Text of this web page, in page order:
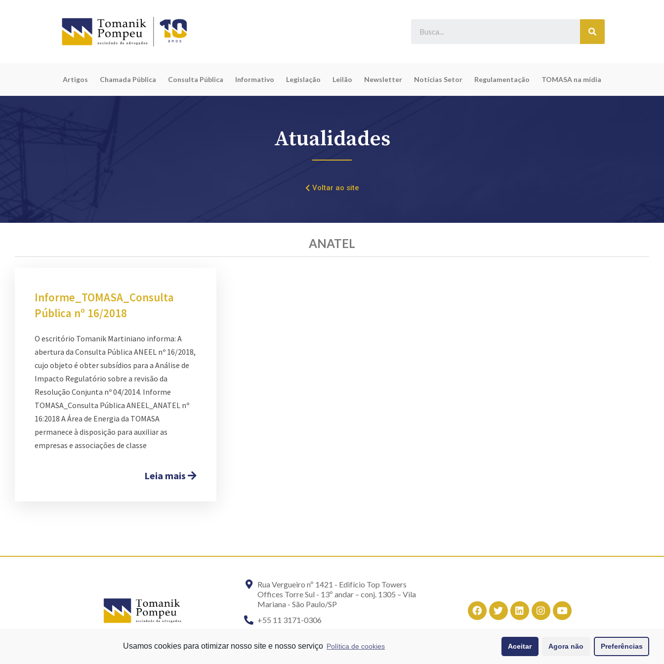
Artigos Chamada Pública Consulta Pública Informativo Legislação Leilão Newsletter Notícias Setor Regulamentação TOMASA na mídia
Atualidades
Voltar ao site
ANATEL
Informe_TOMASA_Consulta
Pública nº 16/2018
O escritório Tomanik Martiniano informa: A
abertura da Consulta Pública ANEEL nº 16/2018,
cujo objeto é obter subsídios para a Análise de
Impacto Regulatório sobre a revisão da
Resolução Conjunta nº 04/2014. Informe
TOMASA_Consulta Pública ANEEL_ANATEL nº
16:2018 A Área de Energia da TOMASA
permanece à disposição para auxiliar as
empresas e associações de classe
Leia mais
Rua Vergueiro nº 1421 - Edifício Top Towers
Offices Torre Sul - 13º andar – conj. 1305 – Vila
Mariana - São Paulo/SP
+55 11 3171-0306
Usamos cookies para otimizar nosso site e nosso serviço Política de cookies Aceitar Agora não Preferências